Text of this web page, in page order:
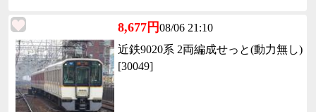
8,677円08/06 21:10
近鉄9020系 2両編成せっと(動力無し)
[30049]